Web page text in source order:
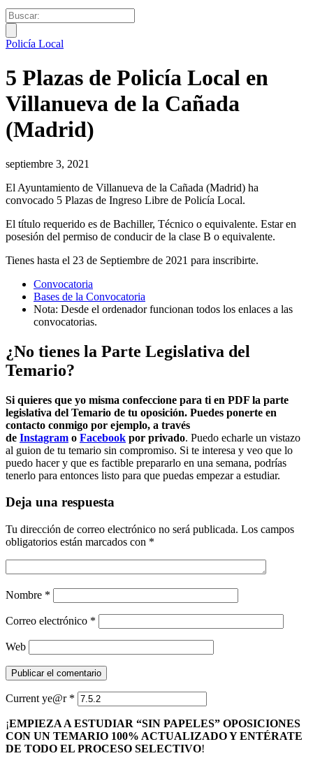
Policía Local
5 Plazas de Policía Local en
Villanueva de la Cañada
(Madrid)
septiembre 3, 2021
El Ayuntamiento de Villanueva de la Cañada (Madrid) ha
convocado 5 Plazas de Ingreso Libre de Policía Local.
El título requerido es de Bachiller, Técnico o equivalente. Estar en
posesión del permiso de conducir de la clase B o equivalente.
Tienes hasta el 23 de Septiembre de 2021 para inscribirte.
Convocatoria
Bases de la Convocatoria
Nota: Desde el ordenador funcionan todos los enlaces a las
convocatorias.
¿No tienes la Parte Legislativa del
Temario?
Si quieres que yo misma confeccione para ti en PDF la parte
legislativa del Temario de tu oposición. Puedes ponerte en
contacto conmigo por ejemplo, a través
de Instagram o Facebook por privado. Puedo echarle un vistazo
al guion de tu temario sin compromiso. Si te interesa y veo que lo
puedo hacer y que es factible prepararlo en una semana, podrías
tenerlo para entonces listo para que puedas empezar a estudiar.
Deja una respuesta
Tu dirección de correo electrónico no será publicada. Los campos
obligatorios están marcados con *
Nombre *
Correo electrónico *
Web
Current ye@r *
¡EMPIEZA A ESTUDIAR “SIN PAPELES” OPOSICIONES
CON UN TEMARIO 100% ACTUALIZADO Y ENTÉRATE
DE TODO EL PROCESO SELECTIVO!